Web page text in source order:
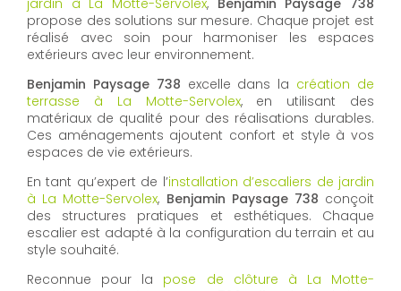
jardin à La Motte-Servolex, Benjamin Paysage 738
propose des solutions sur mesure. Chaque projet est
réalisé avec soin pour harmoniser les espaces
extérieurs avec leur environnement.
Benjamin Paysage 738 excelle dans la création de
terrasse à La Motte-Servolex, en utilisant des
matériaux de qualité pour des réalisations durables.
Ces aménagements ajoutent confort et style à vos
espaces de vie extérieurs.
En tant qu’expert de l’installation d’escaliers de jardin
à La Motte-Servolex, Benjamin Paysage 738 conçoit
des structures pratiques et esthétiques. Chaque
escalier est adapté à la configuration du terrain et au
style souhaité.
Reconnue pour la pose de clôture à La Motte-